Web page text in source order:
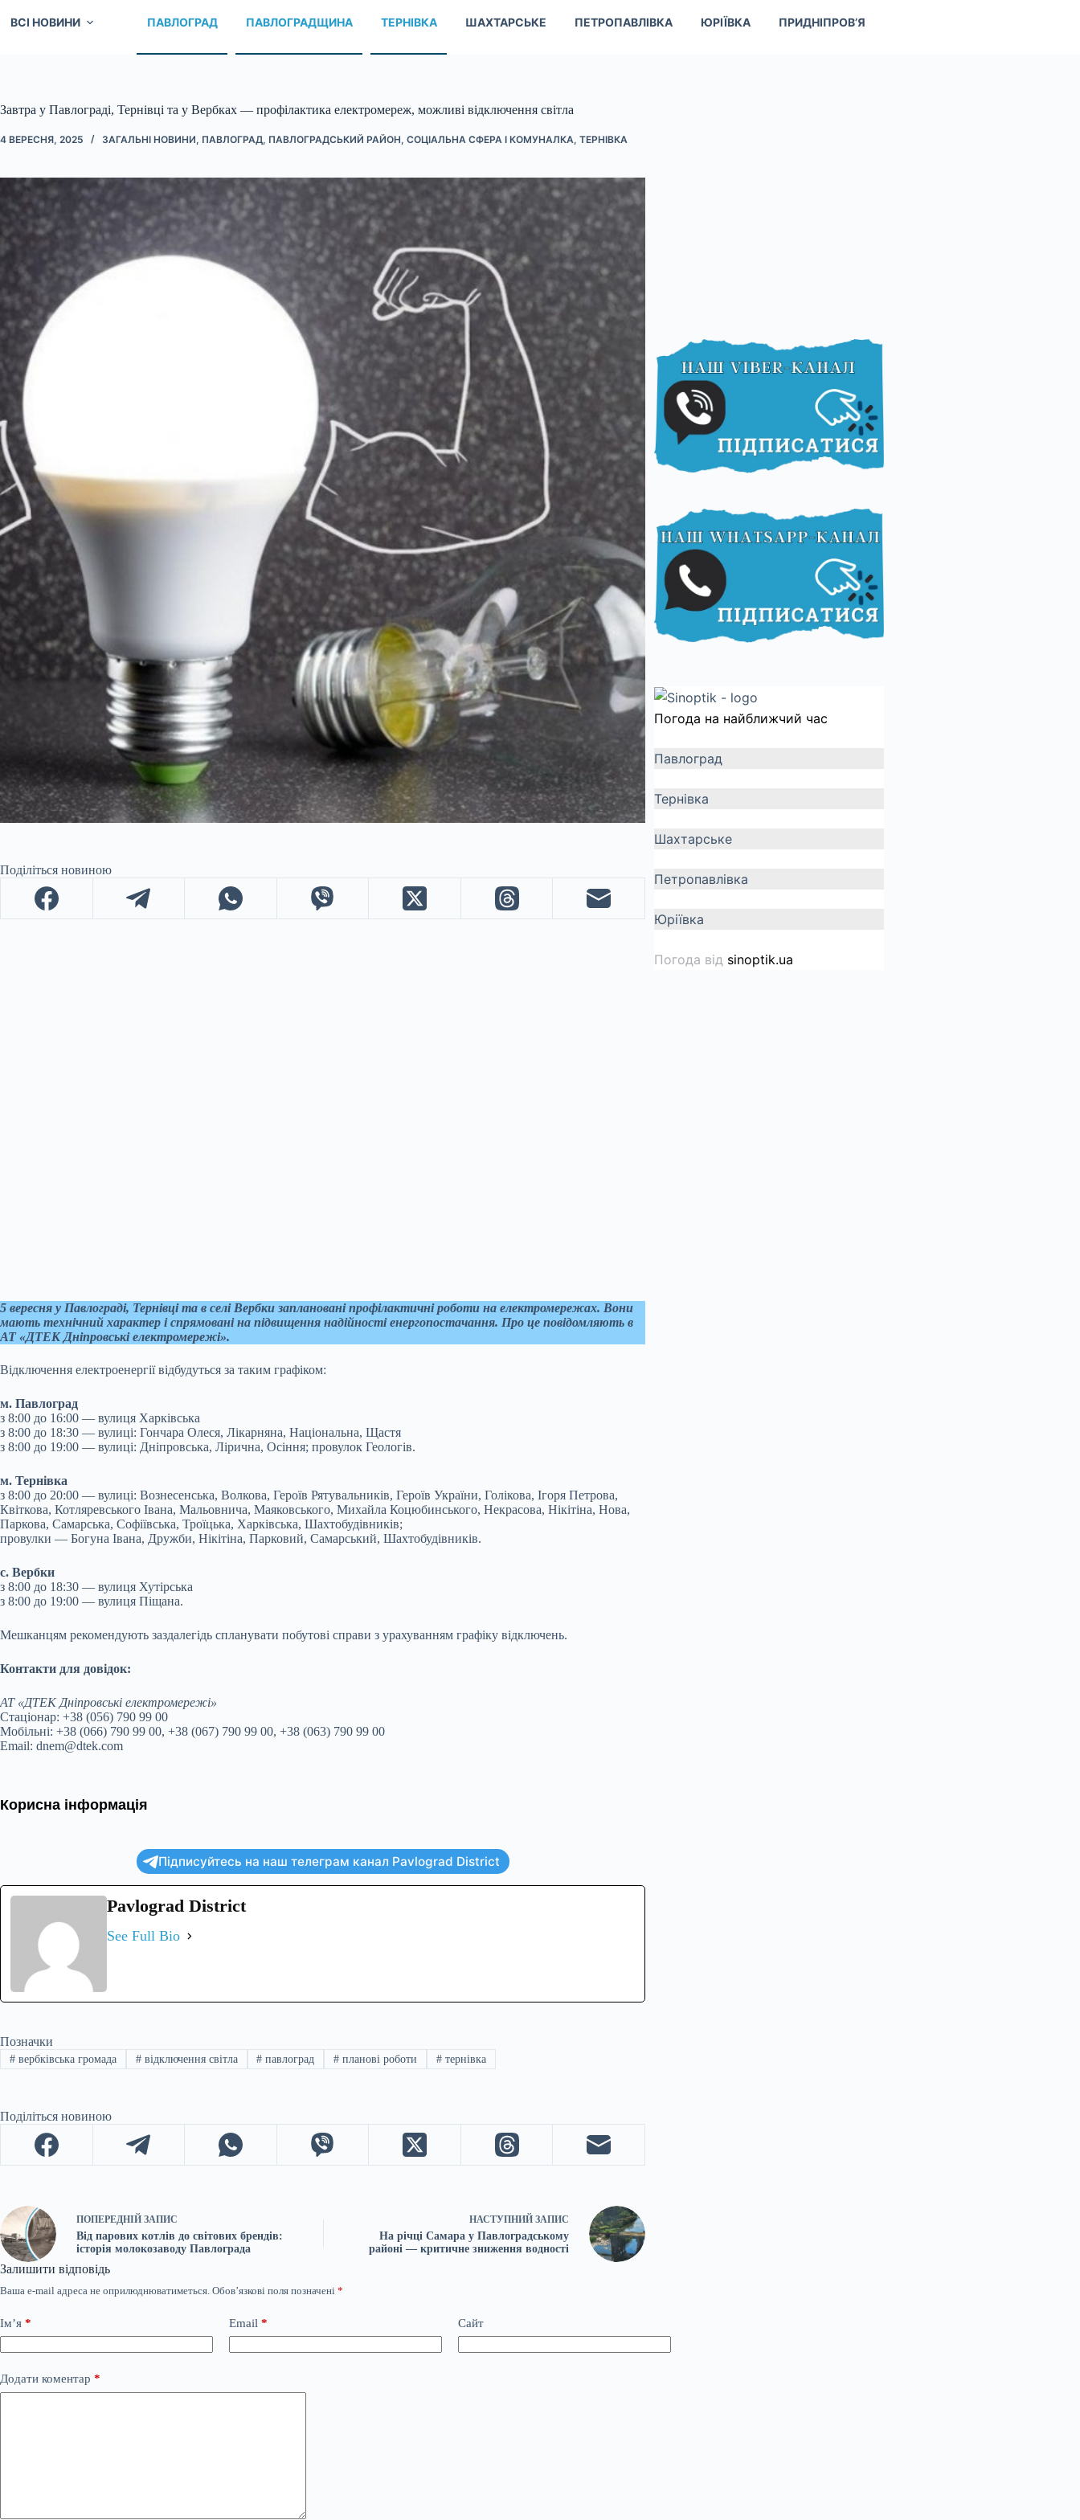
ВСІ НОВИНИ ПАВЛОГРАД ПАВЛОГРАДЩИНА ТЕРНІВКА ШАХТАРСЬКЕ ПЕТРОПАВЛІВКА ЮРІЇВКА ПРИДНІПРОВ’Я
Завтра у Павлограді, Тернівці та у Вербках — профілактика електромереж, можливі відключення світла
4 ВЕРЕСНЯ, 2025 ЗАГАЛЬНІ НОВИНИ, ПАВЛОГРАД, ПАВЛОГРАДСЬКИЙ РАЙОН, СОЦІАЛЬНА СФЕРА І КОМУНАЛКА, ТЕРНІВКА
Поділіться новиною
5 вересня у Павлограді, Тернівці та в селі Вербки заплановані профілактичні роботи на електромережах. Вони
мають технічний характер і спрямовані на підвищення надійності енергопостачання. Про це повідомляють в
АТ «ДТЕК Дніпровські електромережі».
Відключення електроенергії відбудуться за таким графіком:
м. Павлоград
з 8:00 до 16:00 — вулиця Харківська
з 8:00 до 18:30 — вулиці: Гончара Олеся, Лікарняна, Національна, Щастя
з 8:00 до 19:00 — вулиці: Дніпровська, Лірична, Осіння; провулок Геологів.
м. Тернівка
з 8:00 до 20:00 — вулиці: Вознесенська, Волкова, Героїв Рятувальників, Героїв України, Голікова, Ігоря Петрова,
Квіткова, Котляревського Івана, Мальовнича, Маяковського, Михайла Коцюбинського, Некрасова, Нікітіна, Нова,
Паркова, Самарська, Софіївська, Троїцька, Харківська, Шахтобудівників;
провулки — Богуна Івана, Дружби, Нікітіна, Парковий, Самарський, Шахтобудівників.
с. Вербки
з 8:00 до 18:30 — вулиця Хутірська
з 8:00 до 19:00 — вулиця Піщана.
Мешканцям рекомендують заздалегідь спланувати побутові справи з урахуванням графіку відключень.
Контакти для довідок:
АТ «ДТЕК Дніпровські електромережі»
Стаціонар: +38 (056) 790 99 00
Мобільні: +38 (066) 790 99 00, +38 (067) 790 99 00, +38 (063) 790 99 00
Email: dnem@dtek.com
Корисна інформація
Підписуйтесь на наш телеграм канал Pavlograd District
Pavlograd District
See Full Bio
Позначки
#вербківська громада #відключення світла # павлоград # планові роботи # тернівка
Поділіться новиною
ПОПЕРЕДНІЙ ЗАПИС
Від парових котлів до світових брендів:
історія молокозаводу Павлограда
НАСТУПНИЙ ЗАПИС
На річці Самара у Павлоградському
районі — критичне зниження водності
Залишити відповідь
Ваша e-mail адреса не оприлюднюватиметься. Обов’язкові поля позначені *
Ім’я * Email * Сайт
Додати коментар *
Погода на найближчий час
Павлоград
Тернівка
Шахтарське
Петропавлівка
Юріївка
Погода від sinoptik.ua